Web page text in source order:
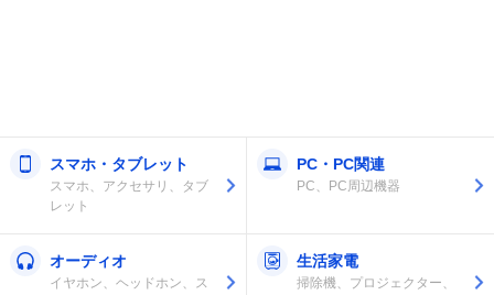
スマホ・タブレット
スマホ、アクセサリ、タブ
レット
PC・PC関連
PC、PC周辺機器
オーディオ
イヤホン、ヘッドホン、ス
生活家電
掃除機、プロジェクター、